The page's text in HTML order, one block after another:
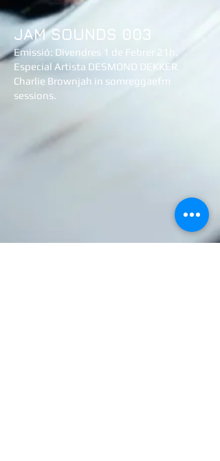
JAM SOUNDS 003
Emissió: Divendres 1 de Febrer 21h.
Especial Artista DESMOND DEKKER
Charlie Brownjah in somreggaefm
sessions.